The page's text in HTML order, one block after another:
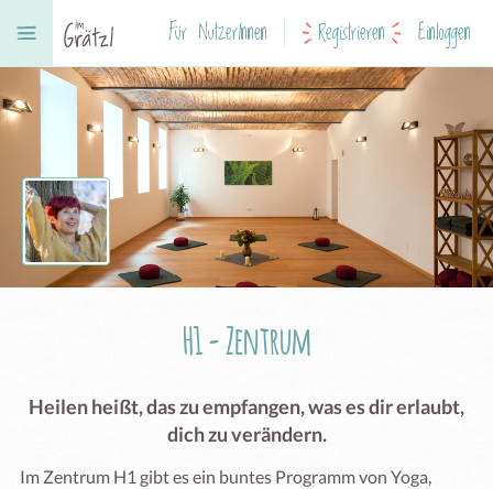
Für NutzerInnen Registrieren Einloggen
H1 - Zentrum
Heilen heißt, das zu empfangen, was es dir erlaubt,
dich zu verändern.
Im Zentrum H1 gibt es ein buntes Programm von Yoga,